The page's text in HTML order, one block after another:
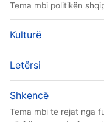
Tema mbi politikën
Kulturë
Letërsi
Shkencë
Tema mbi të rejat nga